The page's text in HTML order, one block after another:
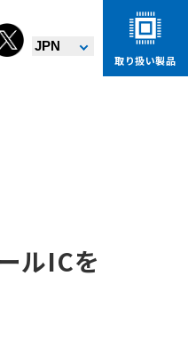
取り扱い製品
ルICを